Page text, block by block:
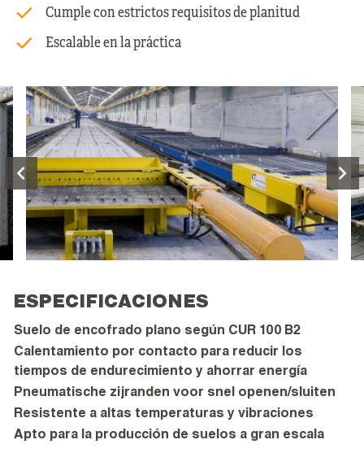
Cumple con estrictos requisitos de planitud
Escalable en la práctica
ESPECIFICACIONES
Suelo de encofrado plano según CUR 100 B2
Calentamiento por contacto para reducir los
tiempos de endurecimiento y ahorrar energía
Pneumatische zijranden voor snel openen/sluiten
Resistente a altas temperaturas y vibraciones
Apto para la producción de suelos a gran escala